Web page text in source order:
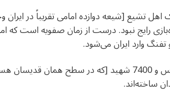
تشیع [شیعه دوازده امامی تقریباً در
رایج نبود. درست از زمان صفویه است
وارد ایران می‌شود.
ساخته‌اند.